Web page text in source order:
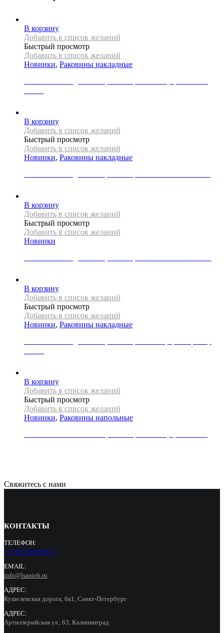
В корзину
Добавить в список желаний
Быстрый просмотр
Добавить в список желаний
Новинки, Раковины накладные
В корзину
Добавить в список желаний
Быстрый просмотр
Добавить в список желаний
Новинки, Раковины накладные
В корзину
Добавить в список желаний
Быстрый просмотр
Добавить в список желаний
Новинки
В корзину
Добавить в список желаний
Быстрый просмотр
Добавить в список желаний
Новинки, Раковины накладные
В корзину
Добавить в список желаний
Быстрый просмотр
Добавить в список желаний
Новинки, Раковины напольные
Свяжитесь с нами
КОНТАКТЫ
ТЕЛЕФОН:
+7 (965) 000 90 55
EMAIL:
info@lsanteh.ru
АДРЕС:
Кушелевская дорога, 6к1, Санкт-Петербург
АДРЕС:
Артиллерийская ул., 63, Калининград